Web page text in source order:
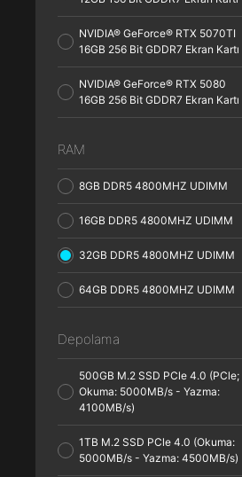
NVIDIA® GeForce® RTX 5070TI
16GB 256 Bit GDDR7 Ekran Kartı
NVIDIA® GeForce® RTX 5080
16GB 256 Bit GDDR7 Ekran Kartı
RAM
8GB DDR5 4800MHZ UDIMM
16GB DDR5 4800MHZ UDIMM
32GB DDR5 4800MHZ UDIMM
64GB DDR5 4800MHZ UDIMM
Depolama
500GB M.2 SSD PCle 4.0 (PCle;
Okuma: 5000MB/s - Yazma:
4100MB/s)
1TB M.2 SSD PCle 4.0 (Okuma:
5000MB/s - Yazma: 4500MB/s)